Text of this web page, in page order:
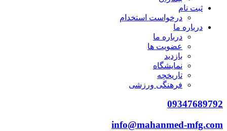
ثبت نام
درخواست استخدام
درباره ما
درباره ما
عضویت ها
بازدید
نمایشگاه
تاريخچه
فرهنگی ورزشی
09347689792
info@mahanmed-mfg.com